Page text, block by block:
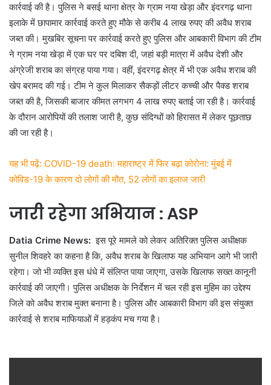
कार्रवाई की है। पुलिस ने बसई थाना क्षेत्र के ग्राम नया खेड़ा और इंदरगढ़ थाना
इलाके में छापामार कार्रवाई करते हुए मौके से करीब 4 लाख रुपए की अवैध शराब
जब्त की। मुखबिर सूचना पर कार्रवाई करते हुए पुलिस और आबकारी विभाग की टीम
ने ग्राम नया खेड़ा में एक घर पर दबिश दी, जहां बड़ी मात्रा में अवैध देशी और
अंग्रेजी शराब का संग्रह पाया गया। वहीं, इंदरगढ़ क्षेत्र में भी एक अवैध शराब की
खेप बरामद की गई। टीम ने कुल मिलाकर सैकड़ों लीटर कच्ची और पैक्ड शराब
जब्त की है, जिसकी बाजार कीमत लगभग 4 लाख रुपए बताई जा रही है। कार्रवाई
के दौरान आरोपियों की तलाश जारी है, कुछ संदिग्धों को हिरासत में लेकर पूछताछ
की जा रही है।
यह भी पढ़ें: COVID-19 death: महाराष्ट्र में फिर बढ़ा कोरोना: मुंबई में
कोविड-19 के कारण दो लोगों की मौत, 52 लोगों का इलाज जारी
जारी रहेगा अभियान : ASP
Datia Crime News: इस पूरे मामले को लेकर अतिरिक्त पुलिस अधीक्षक
सुनील शिवहरे का कहना है कि, अवैध शराब के खिलाफ यह अभियान आगे भी जारी
रहेगा। जो भी व्यक्ति इस धंधे में संलिप्त पाया जाएगा, उसके खिलाफ सख्त कानूनी
कार्रवाई की जाएगी। पुलिस अधीक्षक के निर्देशन में चल रही इस मुहिम का उद्देश्य
जिले को अवैध शराब मुक्त बनाना है। पुलिस और आबकारी विभाग की इस संयुक्त
कार्रवाई से शराब माफियाओं में हड़कंप मच गया है।